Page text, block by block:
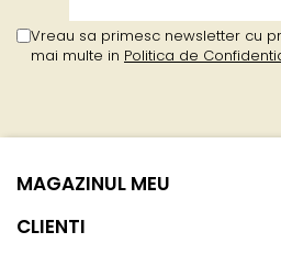
Vreau sa primesc newsletter cu
mai multe in Politica de
MAGAZINUL MEU
CLIENTI